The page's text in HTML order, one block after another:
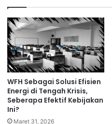
WFH Sebagai Solusi Efisien
Energi di Tengah Krisis,
Seberapa Efektif Kebijakan
Ini?
Maret 31, 2026